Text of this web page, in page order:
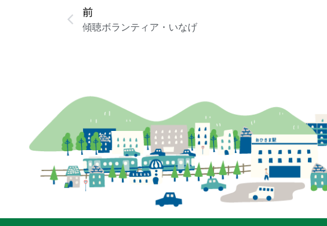
前
傾聴ボランティア・いなげ